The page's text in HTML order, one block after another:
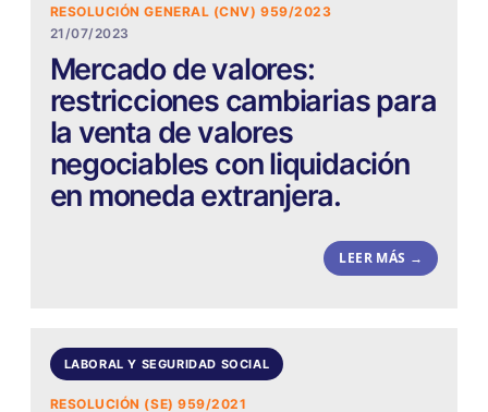
RESOLUCIÓN GENERAL (CNV) 959/2023
21/07/2023
Mercado de valores:
restricciones cambiarias para
la venta de valores
negociables con liquidación
en moneda extranjera.
LEER MÁS →
LABORAL Y SEGURIDAD SOCIAL
RESOLUCIÓN (SE) 959/2021